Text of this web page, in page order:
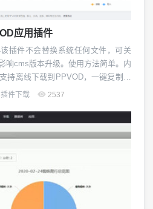
应用插件
插件不会替换系统任何文件，可关
响cms版本升级。使用方法简单。内
持离线下载到PPVOD，一键复制分
PPVOD数据、一键入库功能、支
果cms 网站 的addon...
插件下载 2537